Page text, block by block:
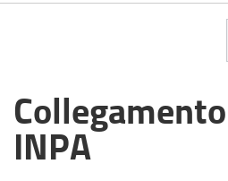
INPA